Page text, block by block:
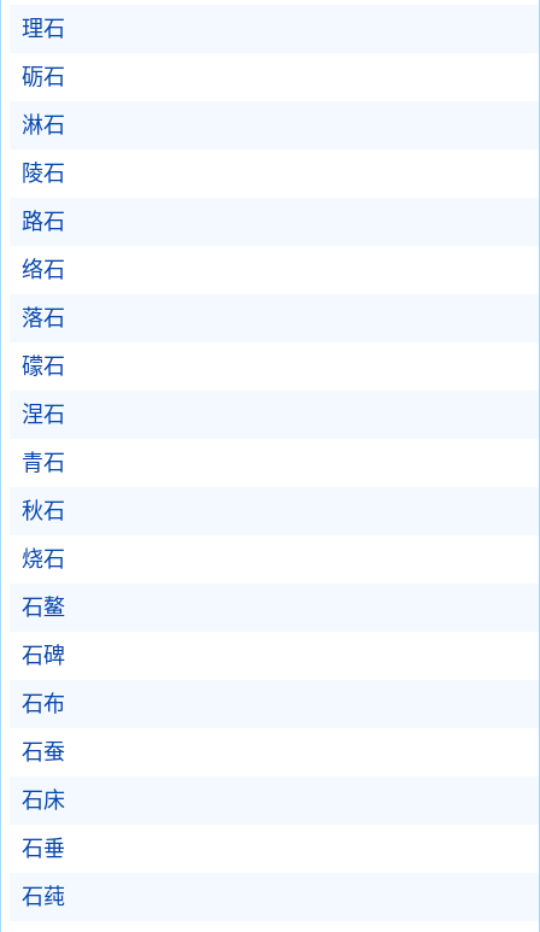
理石
砺石
淋石
陵石
路石
络石
落石
礞石
涅石
青石
秋石
烧石
石鳌
石碑
石布
石蚕
石床
石垂
石莼